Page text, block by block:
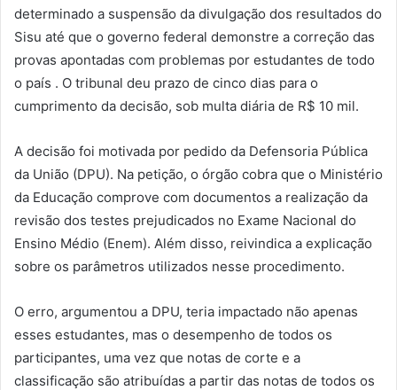
determinado a suspensão da divulgação dos resultados do
Sisu até que o governo federal demonstre a correção das
provas apontadas com problemas por estudantes de todo
o país . O tribunal deu prazo de cinco dias para o
cumprimento da decisão, sob multa diária de R$ 10 mil.
A decisão foi motivada por pedido da Defensoria Pública
da União (DPU). Na petição, o órgão cobra que o Ministério
da Educação comprove com documentos a realização da
revisão dos testes prejudicados no Exame Nacional do
Ensino Médio (Enem). Além disso, reivindica a explicação
sobre os parâmetros utilizados nesse procedimento.
O erro, argumentou a DPU, teria impactado não apenas
esses estudantes, mas o desempenho de todos os
participantes, uma vez que notas de corte e a
classificação são atribuídas a partir das notas de todos os